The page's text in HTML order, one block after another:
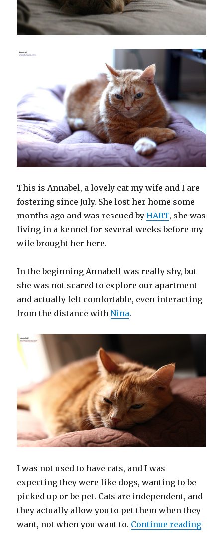
This is Annabel, a lovely cat my wife and I are
fostering since July. She lost her home some
months ago and was rescued byHART, she was
living in a kennel for several weeks before my
wife brought her here.
In the beginning Annabell was really shy, but
she was not scared to explore our apartment
and actually felt comfortable, even interacting
from the distance withNina.
I was not used to have cats, and I was
expecting they were like dogs, wanting to be
picked up or be pet. Cats are independent, and
they actually allow you to pet them when they
want, not when you want to. Continue reading